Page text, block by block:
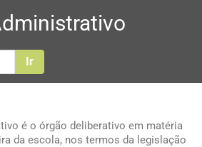
Ir
é o órgão deliberativo em matéria
da escola, nos termos da legislação